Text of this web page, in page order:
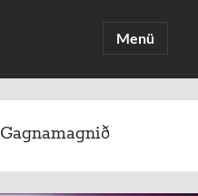
Hauptmenü
öffnen
Gagnamagnið